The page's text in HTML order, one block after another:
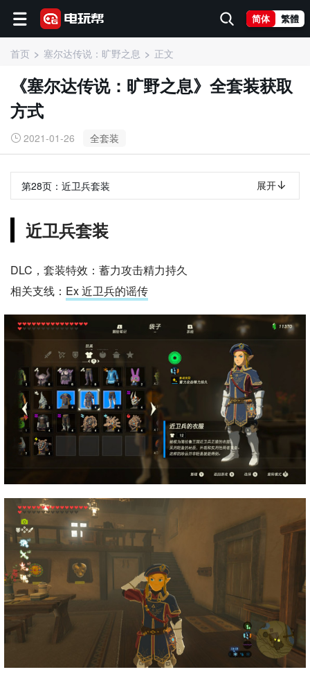
简体 繁體
首页 塞尔达传说：旷野之息 正文
《塞尔达传说：旷野之息》全套装获取
方式
2021-01-26 全套装
第28页： 近卫兵套装 展开
近卫兵套装
DLC，套装特效：蓄力攻击精力持久
相关支线： Ex 近卫兵的谣传